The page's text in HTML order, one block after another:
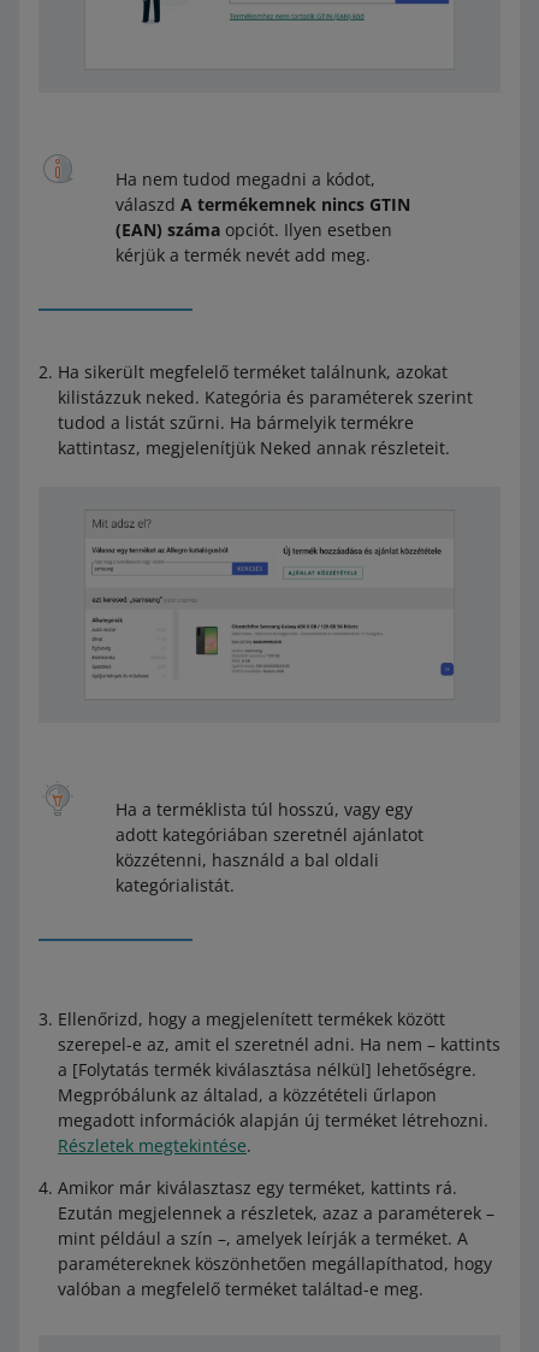
vonatkozik – ezt nem tudjuk ellenőrizni, ha nincs
űrlapon
kiválasztásával. Ne felejts el indoklást hozzáadni – ez
segíthet nekünk a jelentés gyorsabb elbírálásában.
úgy véled, hogy valaki megsértette a szellemi
tulajdonjogaidat, és rendelkezel olyan
tulajdonodat. Ebben az esetben vedd fel velünk a
Ne feledd: Csak akkor tudjuk megvizsgálni a
bejelentésed, ha megadod a szükséges
dokumentumokat.
Ha nem tudod megadni a kódot,
válaszd A termékemnek nincs GTIN
(EAN) száma opciót. Ilyen esetben
kérjük a termék nevét add meg.
Ha sikerült megfelelő terméket találnunk, azokat
kilistázzuk neked. Kategória és paraméterek szerint
tudod a listát szűrni. Ha bármelyik termékre
kattintasz, megjelenítjük Neked annak részleteit.
Ha a terméklista túl hosszú, vagy egy
adott kategóriában szeretnél ajánlatot
közzétenni, használd a bal oldali
kategórialistát.
Ellenőrizd, hogy a megjelenített termékek között
szerepel-e az, amit el szeretnél adni. Ha nem – kattints
a [Folytatás termék kiválasztása nélkül] lehetőségre.
Megpróbálunk az általad, a közzétételi űrlapon
megadott információk alapján új terméket létrehozni.
Részletek megtekintése.
Amikor már kiválasztasz egy terméket, kattints rá.
Ezután megjelennek a részletek, azaz a paraméterek –
mint például a szín –, amelyek leírják a terméket. A
paramétereknek köszönhetően megállapíthatod, hogy
valóban a megfelelő terméket találtad-e meg.